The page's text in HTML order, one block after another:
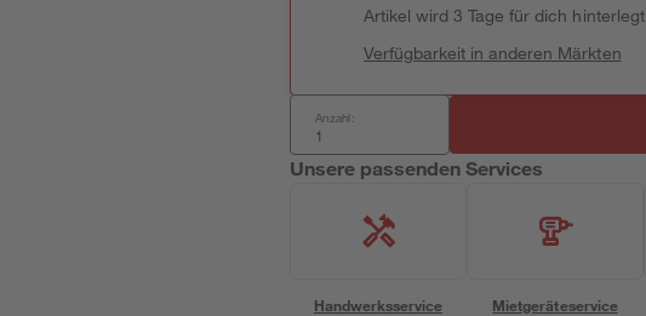
Artikel wird 3 Tage für dich hinterlegt
Verfügbarkeit in anderen Märkten
Anzahl:
Unsere passenden Services
Handwerksservice Mietgeräteservice